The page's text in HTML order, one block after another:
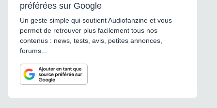
préférées sur Google
Un geste simple qui soutient Audiofanzine et vous
permet de retrouver plus facilement tous nos
contenus : news, tests, avis, petites annonces,
forums...